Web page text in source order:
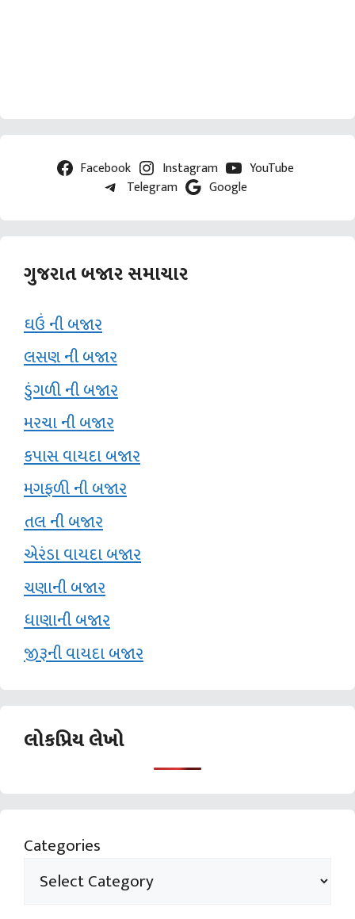
Facebook Instagram
YouTube
Telegram
Google
ગુજરાત બજાર સમાચાર
ઘઉં ની બજાર
લસણ ની બજાર
ડુંગળી ની બજાર
મરચા ની બજાર
કપાસ વાયદા બજાર
મગફળી ની બજાર
તલ ની બજાર
એરંડા વાયદા બજાર
ચણાની બજાર
ધાણાની બજાર
જીરૂની વાયદા બજાર
લોકપ્રિય લેખો
Categories